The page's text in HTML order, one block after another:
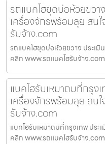
รถแบคโฮขุดบ่อห้วยขวา
เครื่องจักรพร้อมลุย สน
รับจ้าง.com
รถแบคโฮขุดบ่อห้วยขวาง ประเ
คลิก www.รถแบคโฮรับจ้าง
แบคโฮรับเหมาถมที่กรุง
เครื่องจักรพร้อมลุย สน
รับจ้าง.com
แบคโฮรับเหมาถมที่กรุงเทพ ประ
คลิก www.รถแบคโฮรับจ้าง